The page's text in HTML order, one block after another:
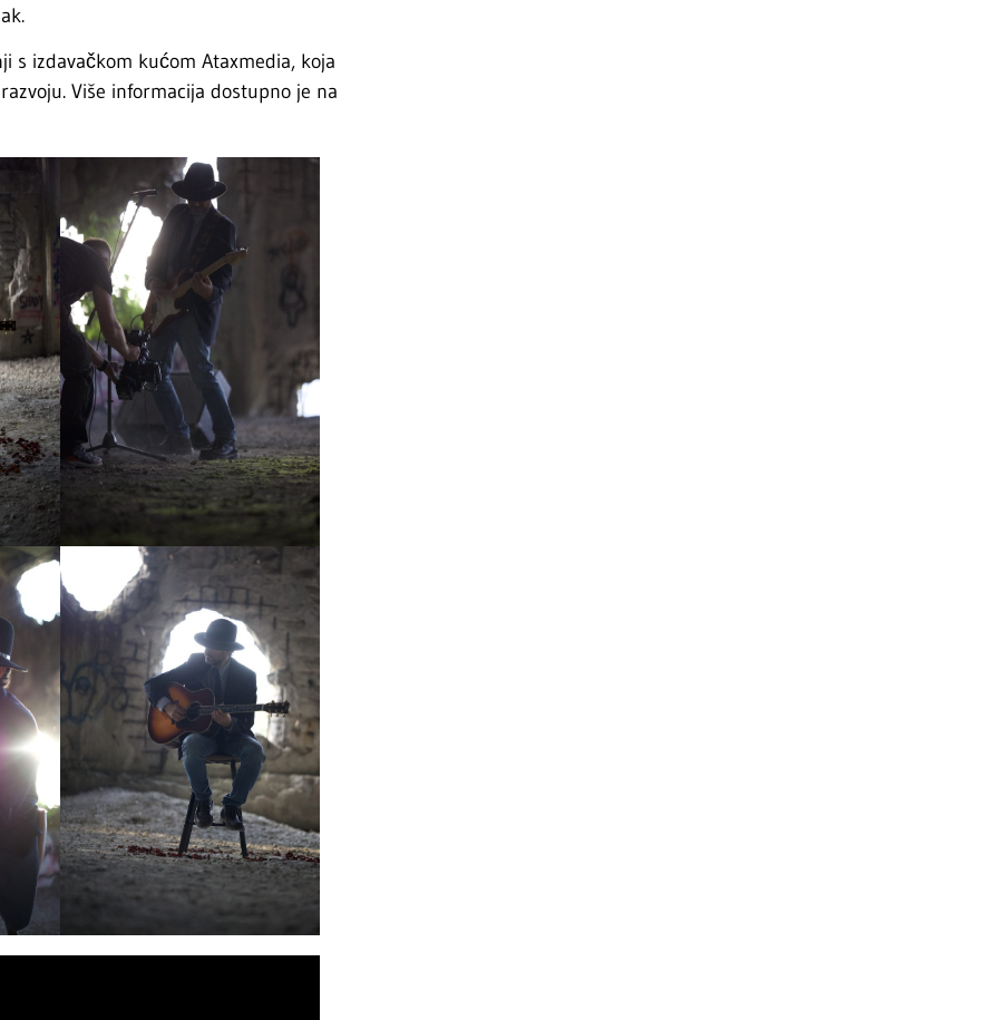
s izdavačkom kućom Ataxmedia, koja
Više informacija dostupno je na